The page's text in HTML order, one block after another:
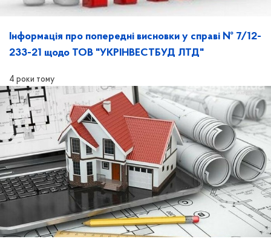
Інформація про попередні висновки у справі № 7/12-
233-21 щодо ТОВ "УКРІНВЕСТБУД ЛТД"
4 роки тому